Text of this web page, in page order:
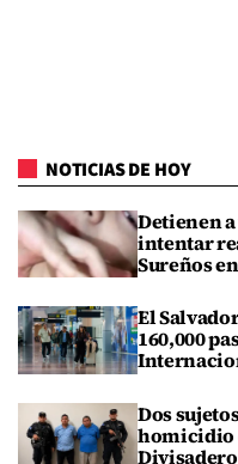
NOTICIAS DE HOY
Detienen
intentar
Sureños
El
160,000
Dos
homicidio
Divisadero